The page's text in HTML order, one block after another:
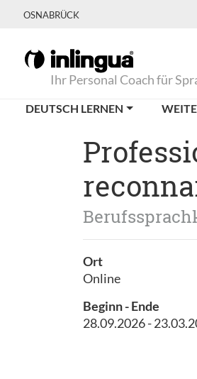
OSNABRÜCK
Ihr Personal Coach für
DEUTSCH LERNEN
Ort
Online
Beginn - Ende
28.09.2026 -